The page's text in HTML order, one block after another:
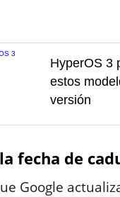
HyperOS 3
estos
versión
fecha de
Google